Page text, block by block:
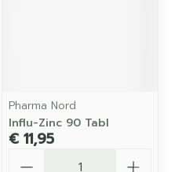
Pharma Nord
Influ-Zinc 90 Tabl
€ 11,95